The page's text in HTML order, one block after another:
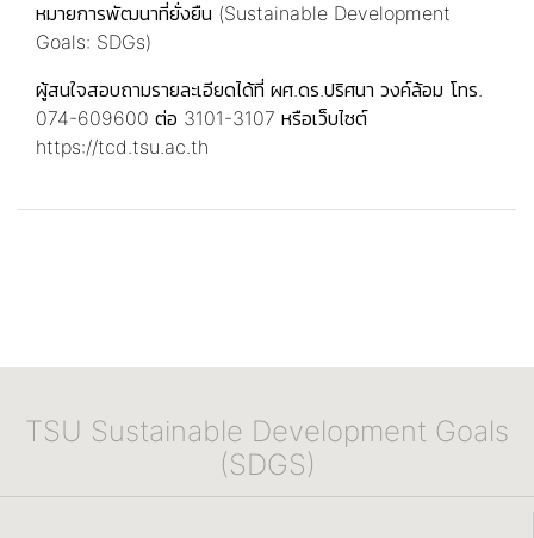
หมายการพัฒนาที่ยั่งยืน (Sustainable Development
Goals: SDGs)
ผู้สนใจสอบถามรายละเอียดได้ที่ ผศ.ดร.ปริศนา วงค์ล้อม โทร.
074-609600 ต่อ 3101-3107 หรือเว็บไซต์
https://tcd.tsu.ac.th
TSU Sustainable Development Goals
(SDGS)